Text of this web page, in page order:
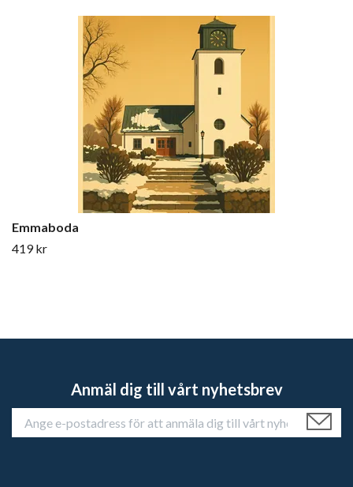
Emmaboda
419 kr
Anmäl dig till vårt nyhetsbrev